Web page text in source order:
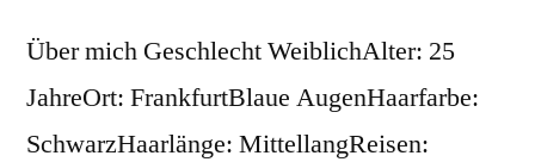
Über mich Geschlecht WeiblichAlter: 25
JahreOrt: FrankfurtBlaue AugenHaarfarbe:
SchwarzHaarlänge: MittellangReisen: